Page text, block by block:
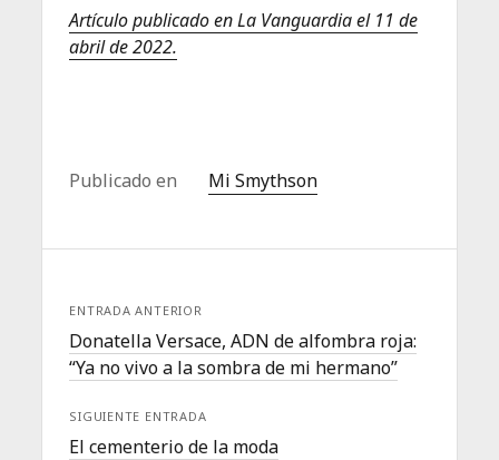
Artículo publicado en La Vanguardia el 11 de
abril de 2022.
Publicado en Mi Smythson
ENTRADA ANTERIOR
Donatella Versace, ADN de alfombra roja:
“Ya no vivo a la sombra de mi hermano”
SIGUIENTE ENTRADA
El cementerio de la moda